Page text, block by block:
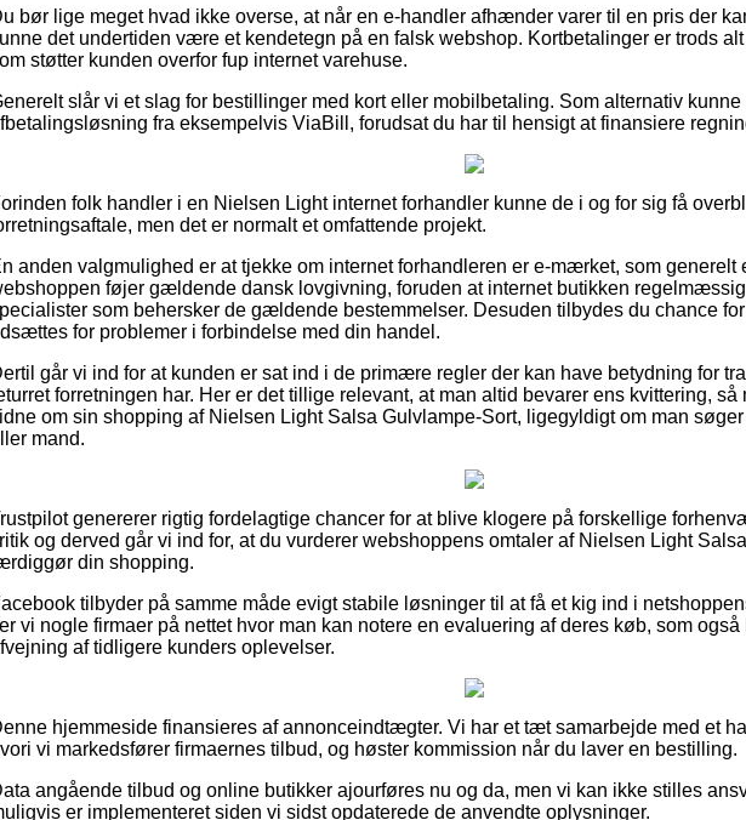
bør lige meget hvad ikke overse, at når en e-handler afhænder varer til en pris der
det undertiden være et kendetegn på en falsk webshop. Kortbetalinger er trods
støtter kunden overfor fup internet varehuse.
slår vi et slag for bestillinger med kort eller mobilbetaling. Som alternativ kunne
fra eksempelvis ViaBill, forudsat du har til hensigt at finansiere
folk handler i en Nielsen Light internet forhandler kunne de i og for sig få
men det er normalt et omfattende projekt.
anden valgmulighed er at tjekke om internet forhandleren er e-mærket, som generelt
føjer gældende dansk lovgivning, foruden at internet butikken
som behersker de gældende bestemmelser. Desuden tilbydes du chance
for problemer i forbindelse med din handel.
går vi ind for at kunden er sat ind i de primære regler der kan have betydning for
forretningen har. Her er det tillige relevant, at man altid bevarer ens kvittering, så
om sin shopping af Nielsen Light Salsa Gulvlampe-Sort, ligegyldigt om man
mand.
genererer rigtig fordelagtige chancer for at blive klogere på forskellige
og derved går vi ind for, at du vurderer webshoppens omtaler af Nielsen Light
din shopping.
tilbyder på samme måde evigt stabile løsninger til at få et kig ind i
vi nogle firmaer på nettet hvor man kan notere en evaluering af deres køb, som også
af tidligere kunders oplevelser.
hjemmeside finansieres af annonceindtægter. Vi har et tæt samarbejde med et
vi markedsfører firmaernes tilbud, og høster kommission når du laver en bestilling.
angående tilbud og online butikker ajourføres nu og da, men vi kan ikke stilles
er implementeret siden vi sidst opdaterede de anvendte oplysninger.